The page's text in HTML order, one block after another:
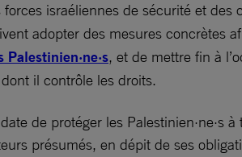
israéliennes de sécurité et
adopter des mesures concrètes
, et de mettre fin à
il contrôle les droits.
de protéger les
présumés, en dépit de ses